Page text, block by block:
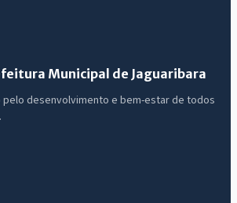
Municipal de Jaguaribara
pelo desenvolvimento e bem-estar de todos